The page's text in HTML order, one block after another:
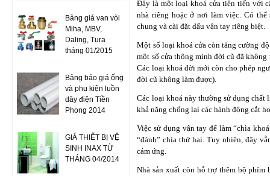
Bảng giá van vòi
Miha, MBV,
Daling, Tura
tháng 01/2015
Bảng báo giá ống
và phụ kiện luồn
dây điện Tiền
Phong 2014
GIÁ THIẾT BỊ VỆ
SINH INAX TỪ
THÁNG 04/2014
Đây là một loại khoá cửa tiên tiến với
nhà riêng hoặc ở nơi làm việc. Có
chung và cài đặt dấu vân tay riêng biệt.
Một số loại khoá cửa còn tăng cường
một số cửa thông minh đời cũ đã
Các loại khoá đời mới còn cho phép
đời cũ không làm được).
Các loại khoá này thường sử dụng chất
khả năng chống lại các hành động cắt
Việc sử dụng vân tay để làm “chìa
“đánh” chìa thứ hai. Tuy nhiên, đây
cảm ứng.
Nhà sản xuất còn hỗ trợ thêm bộ phím